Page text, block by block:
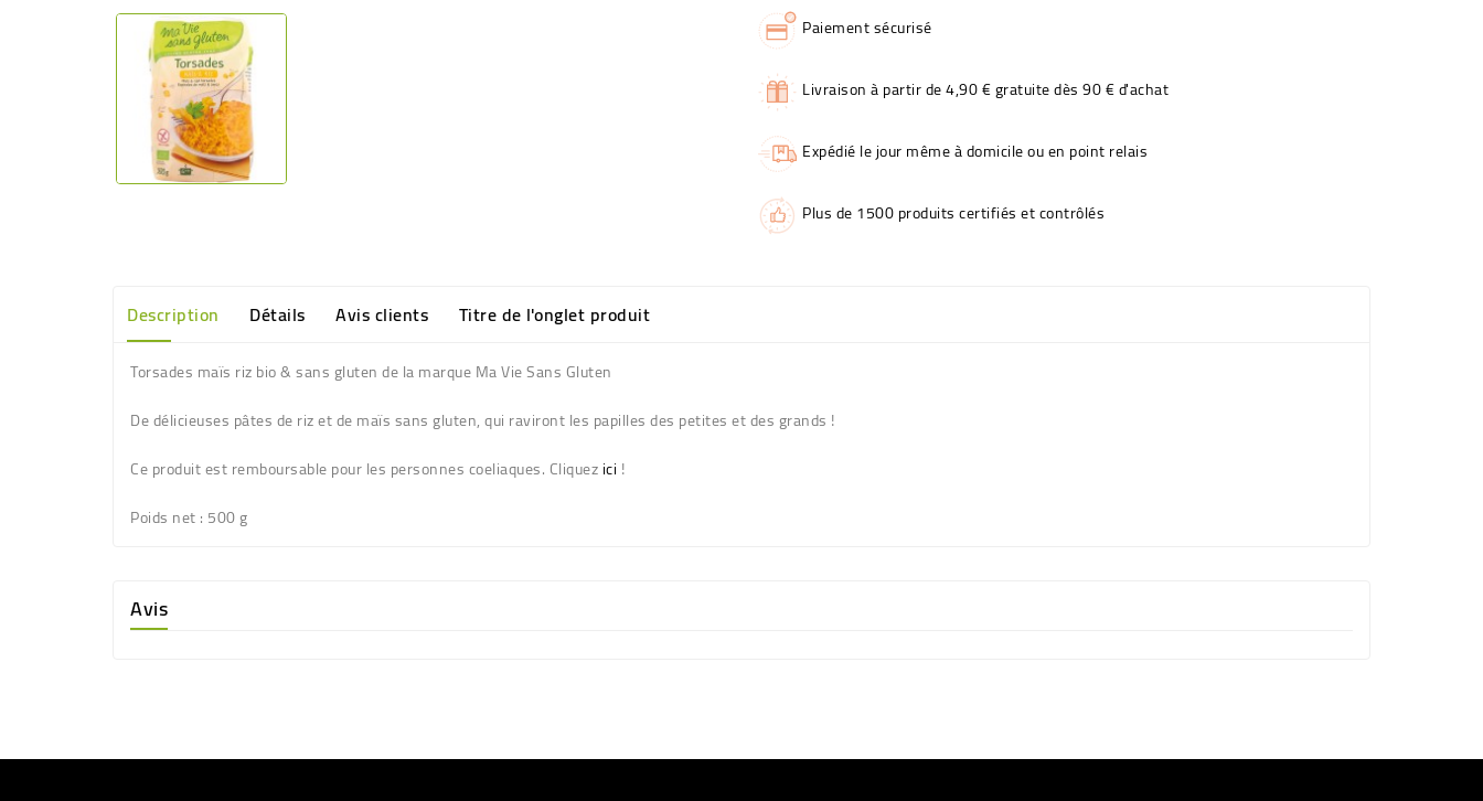
Paiement sécurisé
Livraison à partir de 4,90 € gratuite dès 90 € d'achat
Expédié le jour même à domicile ou en point relais
Plus de 1500 produits certifiés et contrôlés
Description Détails Avis clients Titre de l'onglet produit
Torsades maïs riz bio & sans glutende la marque Ma Vie Sans Gluten
De délicieuses pâtes de riz et de maïs sans gluten, qui raviront les papilles des petites et des grands !
Ce produit est remboursable pour les personnes coeliaques. Cliquezici !
Poids net: 500 g
Avis